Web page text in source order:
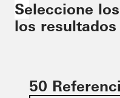
Seleccione
los resultados
50